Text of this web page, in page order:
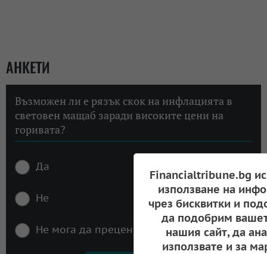
АНКЕТИ
Възможен ли е рязък скок на инфлацията в
световен мащаб заради високите цени на
горивата?
Да
Не
Не мога да преценя
Financialtribune.bg
използване на
чрез бисквитки и
да подобрим
нашия сайт, да
използвате и за